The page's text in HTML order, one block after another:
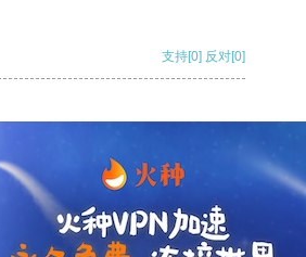
支持[0] 反对[0]
支持